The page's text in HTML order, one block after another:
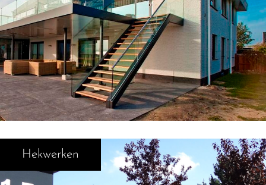
Hekwerken